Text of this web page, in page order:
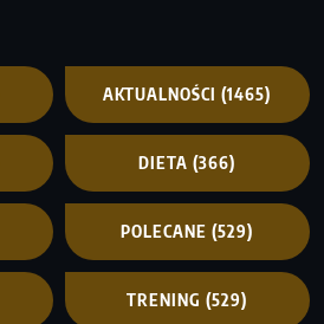
AKTUALNOŚCI (1465)
DIETA (366)
POLECANE (529)
TRENING (529)